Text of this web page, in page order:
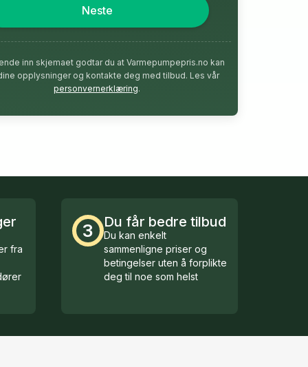
Neste
inn skjemaet godtar du at Varmepumpepris.no kan
opplysninger og kontakte deg med tilbud. Les vår
personvernerklæring.
fra
3 Du får bedre tilbud
Du kan enkelt
sammenligne priser og
betingelser uten å forplikte
deg til noe som helst